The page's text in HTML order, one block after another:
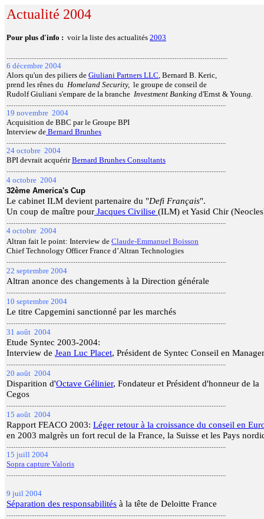
Actualité 2004
Pour plus d'info : voir la liste des actualités 2003
.............................................................................................................................
6 décembre 2004
Alors qu'un des piliers de Giuliani Partners LLC, Bernard B. Keric,
prend les rênes du Homeland Security, le groupe de conseil de
Rudolf Giuliani s'empare de la branche Investment Banking d'Ernst & Young.
............................................................................................................................
19 novembre 2004
Acquisition de BBC par le Groupe BPI
Interview de Bernard Brunhes
............................................................................................................................
24 octobre 2004
BPI devrait acquérirBernard Brunhes Consultants
............................................................................................................................
4 octobre 2004
32ème America's Cup
Le cabinet ILM devient partenaire du "Defi Français".
Un coup de maître pour Jacques Civilise (ILM) et Yasid Chir
............................................................................................................................
4 octobre 2004
Altran fait le point: Interview de Claude-Emmanuel Boisson
Chief Technology Officer France d’Altran Technologies
............................................................................................................................
22 septembre 2004
Altran anonce des changements à la Direction générale
............................................................................................................................
10 septembre 2004
Le titre Capgemini sanctionné par les marchés
............................................................................................................................
31 août 2004
Etude Syntec 2003-2004:
Interview de Jean Luc Placet, Président de Syntec Conseil en
............................................................................................................................
20 août 2004
Disparition d'Octave Gélinier, Fondateur et Président d'honneur de la
Cegos
............................................................................................................................
15 août 2004
Rapport FEACO 2003: Léger retour à la croissance du conseil en
en 2003 malgrès un fort recul de la France, la Suisse et les Pays
............................................................................................................................
15 juill 2004
Sopra capture Valoris
............................................................................................................................
9 juil 2004
Séparation des responsabilités à la tête de Deloitte France
............................................................................................................................